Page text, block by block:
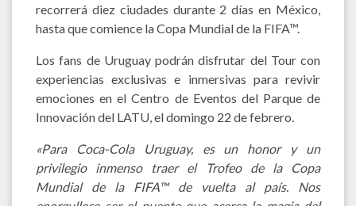
recorrerá diez ciudades durante 2 días en México,
hasta que comience la Copa Mundial de la FIFA™.
Los fans de Uruguay podrán disfrutar del Tour con
experiencias exclusivas e inmersivas para revivir
emociones en el Centro de Eventos del Parque de
Innovación del LATU, el domingo 22 de febrero.
«Para Coca-Cola Uruguay, es un honor y un
privilegio inmenso traer el Trofeo de la Copa
Mundial de la FIFA™ de vuelta al país. Nos